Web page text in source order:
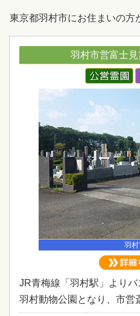
東京都羽村市にお住まいの方
羽村市営富士見
羽
JR青梅線「羽村駅」よりバ
羽村動物公園となり、市営